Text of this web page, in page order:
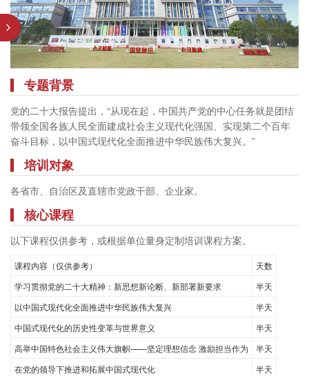
专题背景
党的二十大报告提出，“从现在起，中国共产党的中心任务就是团结
带领全国各族人民全面建成社会主义现代化强国、实现第二个百年
奋斗目标，以中国式现代化全面推进中华民族伟大复兴。”
培训对象
各省市、自治区及直辖市党政干部、企业家。
核心课程
以下课程仅供参考，或根据单位量身定制培训课程方案。
课程内容（仅供参考）
天数
学习贯彻党的二十大精神：新思想新论断、新部署新要求
半天
以中国式现代化全面推进中华民族伟大复兴
半天
中国式现代化的历史性变革与世界意义
半天
高举中国特色社会主义伟大旗帜——坚定理想信念 激励担当作为
半天
在党的领导下推进和拓展中国式现代化
半天